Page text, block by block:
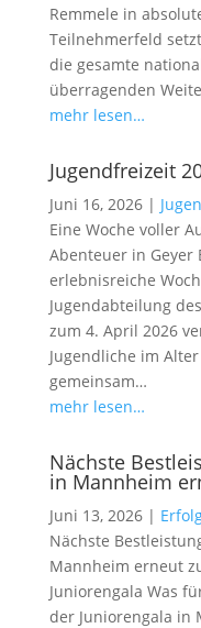
Remmele in
Teilnehmerfeld
die gesamte
überragenden
mehr lesen…
Jugendfreizeit
Juni 16, 2026|
Eine Woche voller
Abenteuer in Geyer
erlebnisreiche
Jugendabteilung
zum 4. April 2026
Jugendliche im
gemeinsam…
mehr lesen…
Nächste
in Mannheim
Juni 13, 2026|
Nächste
Mannheim erneut
Juniorengala Was
der Juniorengala in